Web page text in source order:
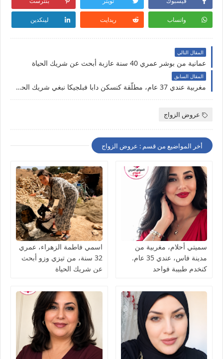
واتساب ريدايت لينكدين
المقال التالي
عمانية من بوشر عمري 40 سنة عازبة أبحث عن شريك الحياة
المقال السابق
مغربية عندي 37 عام، مطلّقة كنسكن دابا فبلجيكا نبغي شريك الحياة
عروض الزواج
أخر المواضيع من قسم : عروض الزواج
سميتي أحلام، مغربية من
مدينة فاس، عندي 35 عام.
كنخدم طبيبة فواحد
الحياة ناضج، جاد، وعارف
قيمة المرأة
اسمي فاطمة الزهراء، عمري
32 سنة، من تيزي وزو أبحث
عن شريك الحياة